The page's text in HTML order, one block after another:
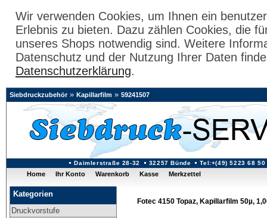
Wir verwenden Cookies, um Ihnen ein
Erlebnis zu bieten. Dazu zählen Cookies, die
unseres Shops notwendig sind. Weitere
Datenschutz und der Nutzung Ihrer Daten
Datenschutzerklärung.
Daimlerstraße 28-32 32257 Bünde Tel:+(49) 5223 68 50
Siebdruckzubehör» Kapillarfilm » 59241507
Home Ihr Konto Warenkorb Kasse Merkzettel
Kategorien
Druckvorstufe
Fotec 4150 Topaz, Kapillarfilm 50µ,